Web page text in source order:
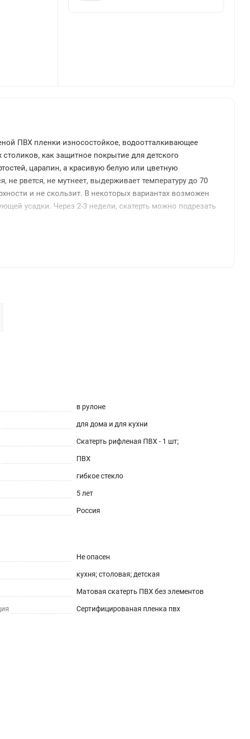
ПВХ пленки износостойкое, водоотталкивающее
как защитное покрытие для детского
царапин, а красивую белую или цветную
не рвется, не мутнеет, выдерживает температуру до 70
и не скользит. В некоторых вариантах возможен
усадки. Через 2-3 недели, скатерть можно подрезать
в рулоне
для дома и для кухни
Скатерть рифленая ПВХ - 1 шт;
ПВХ
гибкое стекло
5 лет
Россия
Не опасен
кухня; столовая; детская
Матовая скатерть ПВХ без элементов
Сертифицированая пленка пвх